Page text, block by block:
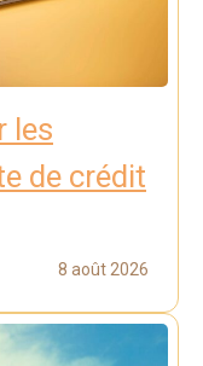
les
de crédit
8 août 2026